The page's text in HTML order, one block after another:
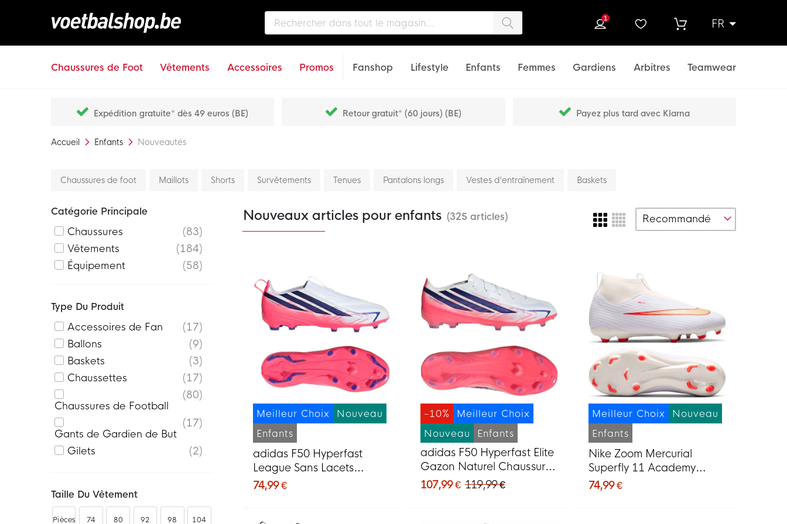
FR
1
Chaussures de Foot Vêtements Accessoires Promos Fanshop Lifestyle Enfants Femmes Gardiens Arbitres Teamwear
Expédition gratuite* dès 49 euros (BE) Retour gratuit* (60 jours) (BE) Payez plus tard avec Klarna
Accueil Enfants Nouveautés
Chaussures de foot Maillots Shorts Survêtements Tenues Pantalons longs Vestes d'entraînement Baskets
Nouveaux articles pour enfants (325 articles)
Meilleur Choix
Nouveau
Enfants
adidas F50 Hyperfast
League Sans Lacets
Gazon Naturel Chaussures
74,99 €
Meilleur Choix
-10%
Nouveau
Enfants
adidas F50 Hyperfast Elite
Gazon Naturel Chaussures
de Foot (FG) Enfants Blanc
107,99 € 119,99 €
Meilleur Choix
Nouveau
Enfants
Nike Zoom Mercurial
Superfly 11 Academy
Gazon Naturel Artificiel
74,99 €
Catégorie Principale
Chaussures
83
Vêtements
184
Équipement
58
Type Du Produit
Accessoires de Fan
17
Ballons
9
Baskets
3
Chaussettes
17
Chaussures de Football
80
Gants de Gardien de But
17
Gilets
2
Pantalons
10
Taille Du Vêtement
Pièces 74 80 92 98 104